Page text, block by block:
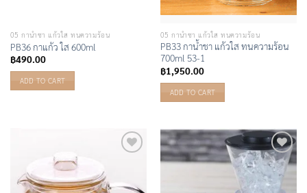
05 กาน้ำชา แก้วใส ทนความร้อน
PB36 กาแก้ว ใส 600ml
฿490.00
ADD TO CART
05 กาน้ำชา แก้วใส ทนความร้อน
PB33 กาน้ำชา แก้วใส ทนความร้อน
700ml 53-1
฿1,950.00
ADD TO CART
Add to
Wishlist